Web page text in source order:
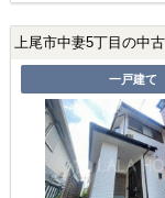
上尾市中妻5丁目の中
一戸建て